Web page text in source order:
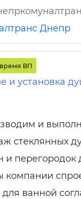
Днепр
ВП
и установка
и
стеклянных
и перегородок
компании
ванной